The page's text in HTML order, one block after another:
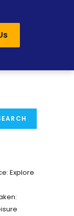
Explore